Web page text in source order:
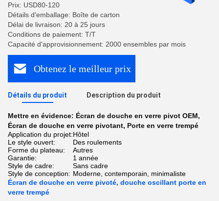
Prix: USD80-120
Détails d'emballage: Boîte de carton
Délai de livraison: 20 à 25 jours
Conditions de paiement: T/T
Capacité d'approvisionnement: 2000 ensembles par mois
Obtenez le meilleur prix
Détails du produit Description du produit
Mettre en évidence: Écran de douche en verre pivot OEM,
Écran de douche en verre pivotant, Porte en verre trempé
Application du projet:Hôtel
Le style ouvert:
Des roulements
Forme du plateau:
Autres
Garantie:
1 année
Style de cadre:
Sans cadre
Style de conception: Moderne, contemporain, minimaliste
Écran de douche en verre pivoté, douche oscillant porte en
verre trempé